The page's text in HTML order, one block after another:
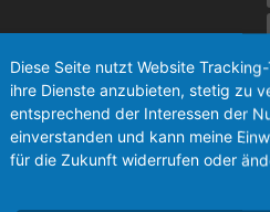
Diese Seite nutzt Website
ihre Dienste anzubieten, stetig zu
entsprechend der Interessen der
einverstanden und kann meine
für die Zukunft widerrufen oder